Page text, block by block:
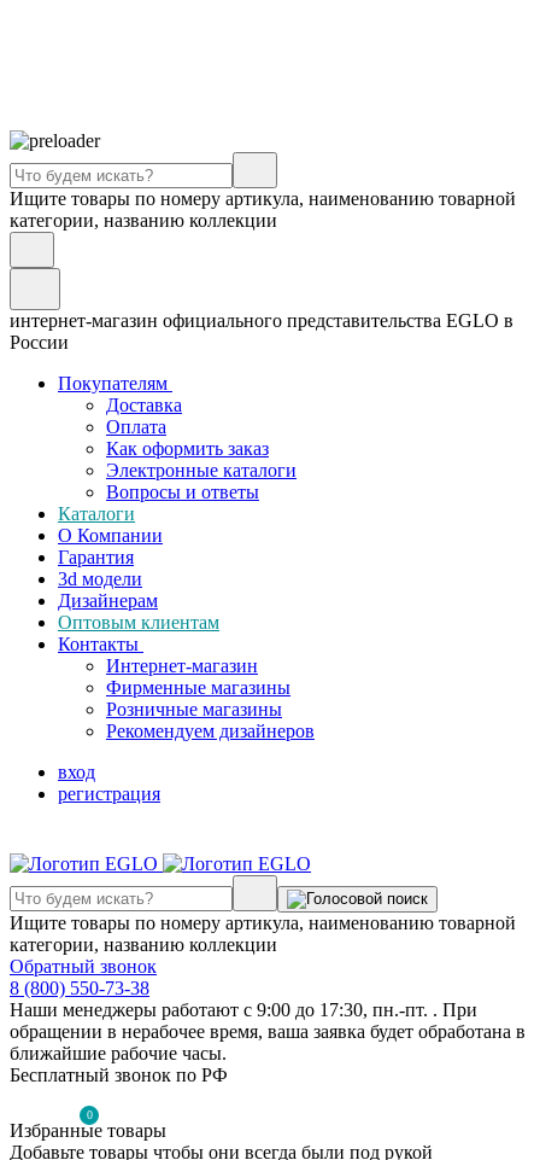
Ищите товары по номеру артикула, наименованию товарной
категории, названию коллекции
интернет-магазин официального представительства EGLO в
России
Покупателям
Доставка
Оплата
Как оформить заказ
Электронные каталоги
Вопросы и ответы
Каталоги
О Компании
Гарантия
3d модели
Дизайнерам
Оптовым клиентам
Контакты
Интернет-магазин
Фирменные магазины
Розничные магазины
Рекомендуем дизайнеров
вход
регистрация
Ищите товары по номеру артикула, наименованию товарной
категории, названию коллекции
Обратный звонок
8 (800) 550-73-38
Наши менеджеры работают с 9:00 до 17:30, пн.-пт. . При
обращении в нерабочее время, ваша заявка будет обработана в
ближайшие рабочие часы.
Бесплатный звонок по РФ
0
Избранные товары
Добавьте товары чтобы они всегда были под рукой